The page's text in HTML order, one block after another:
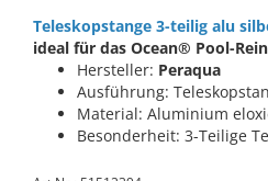
Teleskopstange 3-teilig alu
ideal für das Ocean® Pool-
Hersteller: Peraqua
Ausführung:
Material: Aluminium
Besonderheit: 3-Teilige